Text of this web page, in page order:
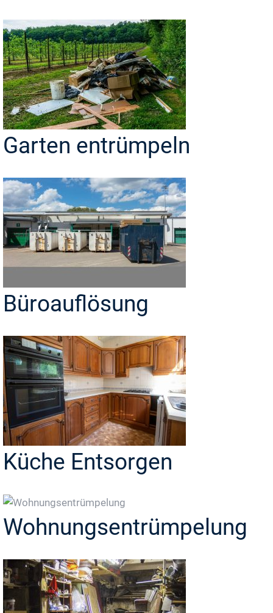
Garten entrümpeln
Büroauflösung
Küche Entsorgen
Wohnungsentrümpelung